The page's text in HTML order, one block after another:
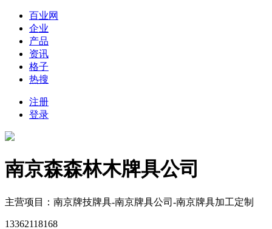
百业网
企业
产品
资讯
格子
热搜
注册
登录
南京森森林木牌具公司
主营项目：南京牌技牌具-南京牌具公司-南京牌具加工定制
13362118168